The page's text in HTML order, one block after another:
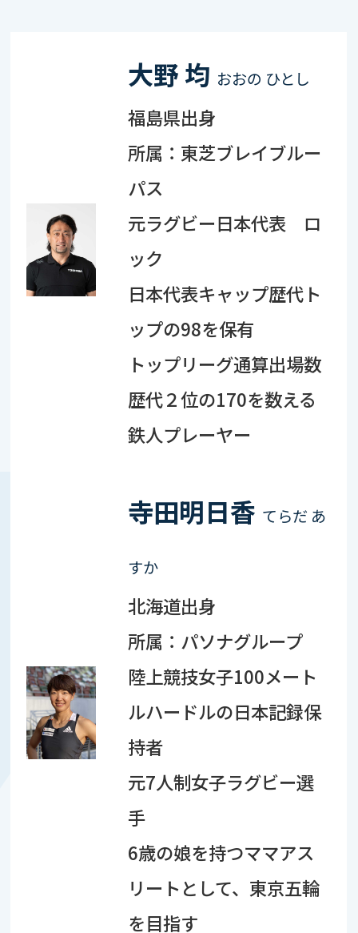
大野 均 おおの ひとし
福島県出身
所属：東芝ブレイブルー
パス
元ラグビー日本代表 ロ
ック
日本代表キャップ歴代ト
ップの98を保有
トップリーグ通算出場数
歴代２位の170を数える
鉄人プレーヤー
寺田明日香 てらだ あ
すか
北海道出身
所属：パソナグループ
陸上競技女子100メート
ルハードルの日本記録保
持者
元7人制女子ラグビー選
手
6歳の娘を持つママアス
リートとして、東京五輪
を目指す